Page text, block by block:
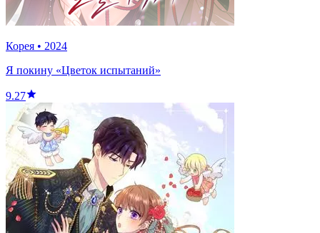
Корея • 2024
Я покину «Цветок испытаний»
9.27